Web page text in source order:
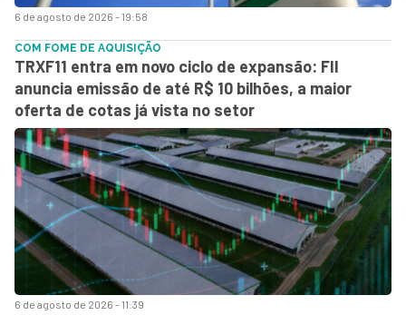
6 de agosto de 2026 - 19:58
6 de agosto de 2026 - 11:39
COM FOME DE AQUISIÇÃO
TRXF11 entra em novo ciclo de expansão: FII
anuncia emissão de até R$ 10 bilhões, a maior
oferta de cotas já vista no setor